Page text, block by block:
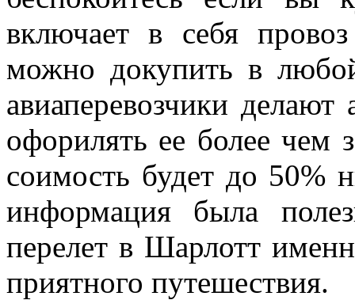
включает в себя
можно докупить в
авиаперевозчики
офорилять ее более чем
соимость будет до 50%
информация была
перелет в Шарлотт
приятного путешествия.